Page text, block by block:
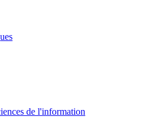
de l'information